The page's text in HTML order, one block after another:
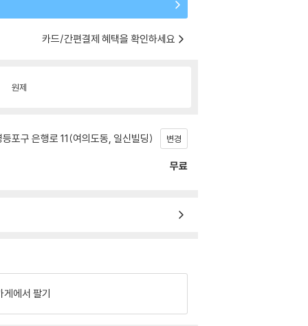
카드/간편결제 혜택을 확인하세요
원제
포구 은행로 11(여의도동, 일신빌딩) 변경
무료
게에서 팔기